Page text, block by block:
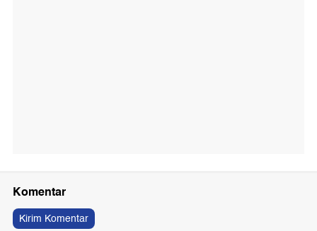
Komentar
Kirim Komentar